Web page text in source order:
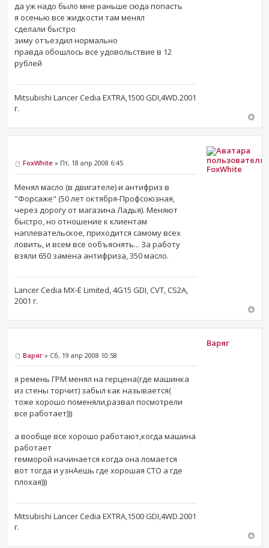
да уж надо было мне раньше сюда попасть
я осенью все жидкости там менял
сделали быстро
зиму отъездил нормально
правда обошлось все удовольствие в 12
рублей
Mitsubishi Lancer Cedia EXTRA,1500 GDI,4WD.2001
г.
FoxWhite » Пт, 18 апр 2008 6:45
Менял масло (в двигателе) и антифриз в
"Форсаже" (50 лет октября-Профсоюзная,
через дорогу от магазина Ладья). Меняют
быстро, но отношение к клиентам
наплевательское, приходится самому всех
ловить, и всем все ообъяснять... За работу
взяли 650 замена антифриза, 350 масло.
Lancer Cedia MX-E Limited, 4G15 GDI, CVT, CS2A,
2001 г.
FoxWhite
Варяг » Сб, 19 апр 2008 10:58
я ремень ГРМ менял на герцена(где машинка
из стены торчит) забыл как называется(
тоже хорошо поменяли,развал посмотрели
все работает)))
а вообще все хорошо работают,когда машина
работает
гемморой начинается когда она ломается
вот тогда и узнАешь где хорошая СТО а где
плохая)))
Mitsubishi Lancer Cedia EXTRA,1500 GDI,4WD.2001
г.
Варяг